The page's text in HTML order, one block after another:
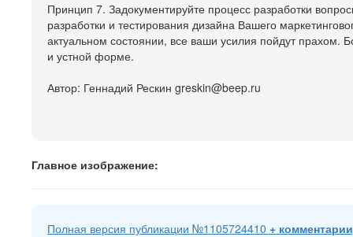
Принцип 7. Задокументируйте процесс разработки
разработки и тестирования дизайна Вашего
актуальном состоянии, все ваши усилия пойдут прахом.
и устной форме.
Автор: Геннадий Рескин greskin@beep.ru
Главное изображение:
Полная версия публикации №1105724410 +